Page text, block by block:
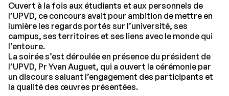
Ouvert à la fois aux étudiants et aux personnels de
l’UPVD, ce concours avait pour ambition de mettre en
lumière les regards portés sur l’université, ses
campus, ses territoires et ses liens avec le monde qui
l’entoure.
La soirée s’est déroulée en présence du président de
l’UPVD, Pr Yvan Auguet, qui a ouvert la cérémonie par
un discours saluant l’engagement des participants et
la qualité des œuvres présentées.